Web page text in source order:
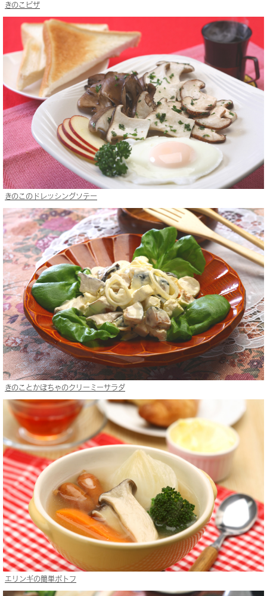
きのこピザ
きのこのドレッシングソテー
きのことかぼちゃのクリーミーサラダ
エリンギの簡単ポトフ